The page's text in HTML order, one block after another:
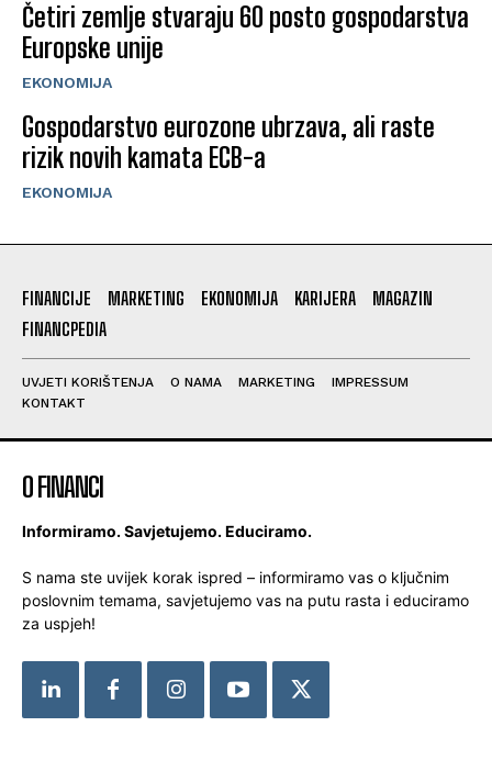
Četiri zemlje stvaraju 60 posto gospodarstva
Europske unije
EKONOMIJA
Gospodarstvo eurozone ubrzava, ali raste
rizik novih kamata ECB-a
EKONOMIJA
FINANCIJE MARKETING EKONOMIJA KARIJERA
MAGAZIN
FINANCPEDIA
UVJETI KORIŠTENJA O NAMA MARKETING
IMPRESSUM
KONTAKT
O FINANCI
Informiramo. Savjetujemo. Educiramo.
S nama ste uvijek korak ispred – informiramo vas o ključnim
poslovnim temama, savjetujemo vas na putu rasta i educiramo
za uspjeh!